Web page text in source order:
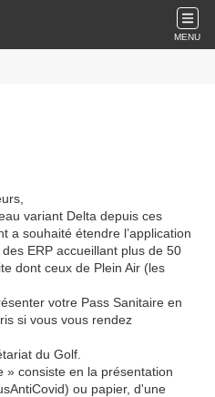
MENU
variant Delta depuis ces
a souhaité étendre l’application
ERP accueillant plus de 50
dont ceux de Plein Air (les
votre Pass Sanitaire en
si vous vous rendez
du Golf.
» consiste en la présentation
ou papier, d'une